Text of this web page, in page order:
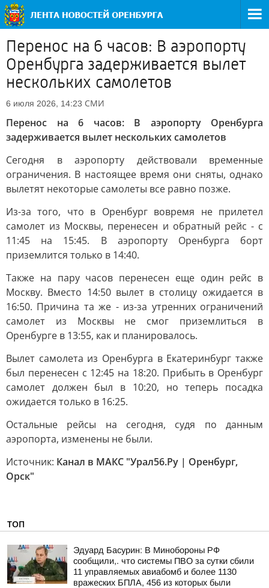
Перенос на 6 часов: В аэропорту
Оренбурга задерживается вылет
нескольких самолетов
6 июля 2026, 14:23 СМИ
Перенос на 6 часов: В аэропорту Оренбурга
задерживается вылет нескольких самолетов
Сегодня в аэропорту действовали временные
ограничения. В настоящее время они сняты, однако
вылетят некоторые самолеты все равно позже.
Из-за того, что в Оренбург вовремя не прилетел
самолет из Москвы, перенесен и обратный рейс - с
11:45 на 15:45. В аэропорту Оренбурга борт
приземлится только в 14:40.
Также на пару часов перенесен еще один рейс в
Москву. Вместо 14:50 вылет в столицу ожидается в
16:50. Причина та же - из-за утренних ограничений
самолет из Москвы не смог приземлиться в
Оренбурге в 13:55, как и планировалось.
Вылет самолета из Оренбурга в Екатеринбург также
был перенесен с 12:45 на 18:20. Прибыть в Оренбург
самолет должен был в 10:20, но теперь посадка
ожидается только в 16:25.
Остальные рейсы на сегодня, судя по данным
аэропорта, изменены не были.
Источник: Канал в МАКС "Урал56.Ру | Оренбург,
Орск"
ТОП
Эдуард Басурин: В Минобороны РФ
сообщили,. что системы ПВО за сутки сбили
11 управляемых авиабомб и более 1130
вражеских БПЛА, 456 из которых были